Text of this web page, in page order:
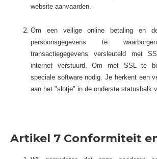
website aanvaarden.
Om een veilige online betaling en
persoonsgegevens te
transactiegegevens versleuteld met
internet verstuurd. Om met SSL te
speciale software nodig. Je herkent een
aan het "slotje" in de onderste statusbalk
Artikel 7 Conformiteit